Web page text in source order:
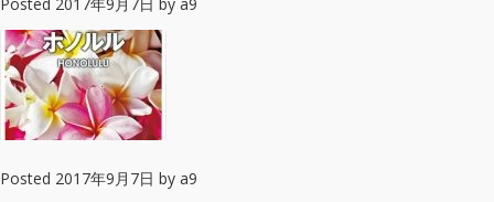
Posted 2017年9月7日 by a9